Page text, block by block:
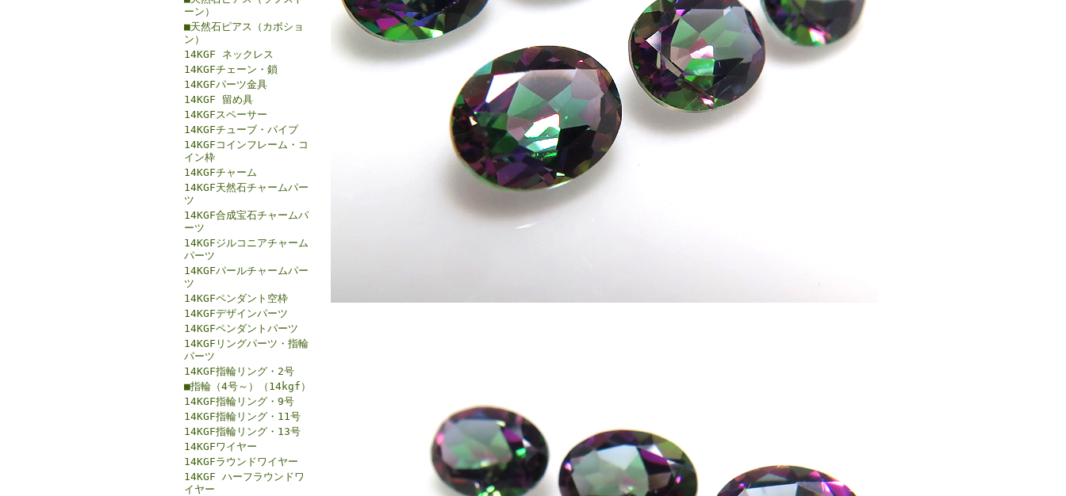
ーン）
■天然石ピアス（カボショ
ン）
14KGF ネックレス
14KGFチェーン・鎖
14KGFパーツ金具
14KGF 留め具
14KGFスペーサー
14KGFチューブ・パイプ
14KGFコインフレーム・コ
イン枠
14KGFチャーム
14KGF天然石チャームパー
ツ
14KGF合成宝石チャームパ
ーツ
14KGFジルコニアチャーム
パーツ
14KGFパールチャームパー
ツ
14KGFペンダント空枠
14KGFデザインパーツ
14KGFペンダントパーツ
14KGFリングパーツ・指輪
パーツ
14KGF指輪リング・2号
■指輪（4号～）（14kgf）
14KGF指輪リング・9号
14KGF指輪リング・11号
14KGF指輪リング・13号
14KGFワイヤー
14KGFラウンドワイヤー
14KGF ハーフラウンドワ
イヤー